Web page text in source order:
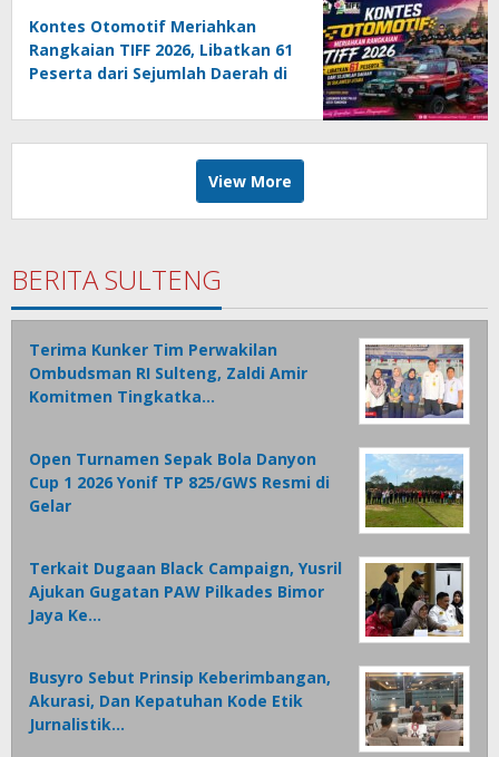
Kontes Otomotif Meriahkan
Rangkaian TIFF 2026, Libatkan 61
Peserta dari Sejumlah Daerah di
View More
BERITA SULTENG
Terima Kunker Tim Perwakilan
Ombudsman RI Sulteng, Zaldi Amir
Komitmen Tingkatka…
Open Turnamen Sepak Bola Danyon
Cup 1 2026 Yonif TP 825/GWS Resmi di
Gelar
Terkait Dugaan Black Campaign, Yusril
Ajukan Gugatan PAW Pilkades Bimor
Jaya Ke…
Busyro Sebut Prinsip Keberimbangan,
Akurasi, Dan Kepatuhan Kode Etik
Jurnalistik…